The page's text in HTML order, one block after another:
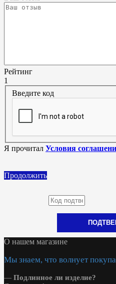
Рейтинг
1
Введите код
Я прочитал Условия
Продолжить
О нашем магазине
Мы знаем, что волнует
— Подлинное ли изделие?